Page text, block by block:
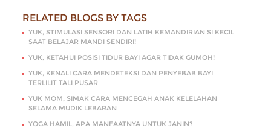
RELATED BLOGS BY TAGS
YUK, STIMULASI SENSORI DAN LATIH KEMANDIRIAN SI KECIL
SAAT BELAJAR MANDI SENDIRI!
YUK, KETAHUI POSISI TIDUR BAYI AGAR TIDAK GUMOH!
YUK, KENALI CARA MENDETEKSI DAN PENYEBAB BAYI
TERLILIT TALI PUSAR
YUK MOM, SIMAK CARA MENCEGAH ANAK KELELAHAN
SELAMA MUDIK LEBARAN
YOGA HAMIL, APA MANFAATNYA UNTUK JANIN?